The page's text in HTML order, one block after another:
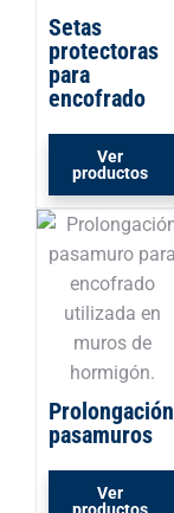
Setas
protectoras
para
encofrado
Ver
productos
Prolongación
pasamuros
Ver
productos